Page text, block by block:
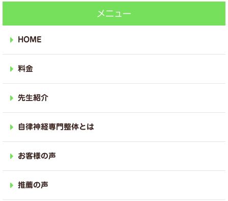
メニュー
HOME
料金
先生紹介
自律神経専門整体とは
お客様の声
推薦の声